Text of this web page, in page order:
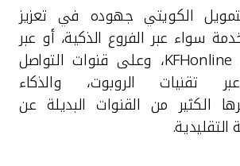
الكويتي جهوده في تعزيز
سواء عبر الفروع الذكية، أو عبر
KFHonline، وعلى قنوات التواصل
تقنيات الروبوت، والذكاء
الكثير من القنوات البديلة عن
التقليدية.